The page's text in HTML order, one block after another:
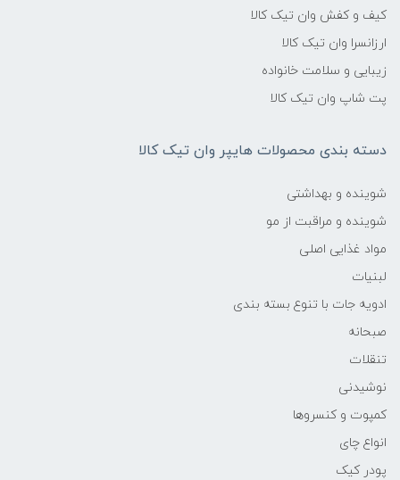
کیف و کفش وان تیک کالا
ارزانسرا وان تیک کالا
زیبایی و سلامت خانواده
پت شاپ وان تیک کالا
دسته بندی محصولات هایپر وان تیک کالا
شوینده و بهداشتی
شوینده و مراقبت از مو
مواد غذایی اصلی
لبنیات
ادویه جات با تنوع بسته بندی
صبحانه
تنقلات
نوشیدنی
کمپوت و کنسروها
انواع چای
پودر کیک